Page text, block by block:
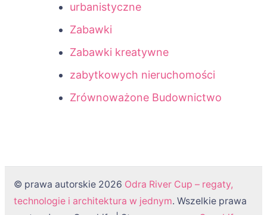
urbanistyczne
Zabawki
Zabawki kreatywne
zabytkowych nieruchomości
Zrównoważone Budownictwo
© prawa autorskie 2026 Odra River Cup – regaty,
technologie i architektura w jednym. Wszelkie prawa